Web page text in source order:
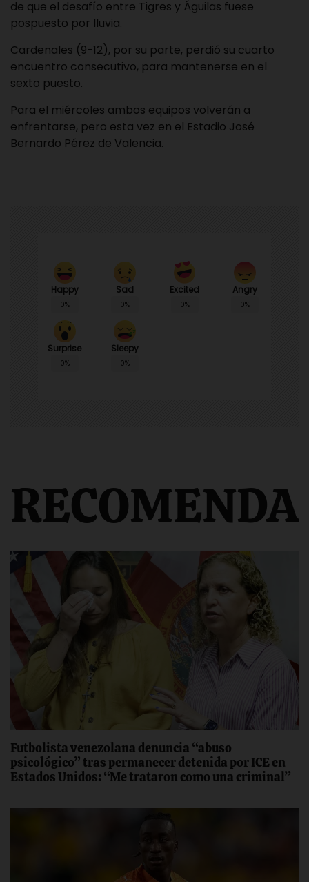
de que el desafío entre Tigres y Águilas fuese
pospuesto por lluvia.
Cardenales (9-12), por su parte, perdió su cuarto
encuentro consecutivo, para mantenerse en el
sexto puesto.
Para el miércoles ambos equipos volverán a
enfrentarse, pero esta vez en el Estadio José
Bernardo Pérez de Valencia.
Happy
0%
Sad
0%
Excited
0%
Angry
0%
Surprise
0%
Sleepy
0%
Futbolista venezolana denuncia “abuso
psicológico” tras permanecer detenida por ICE en
Estados Unidos: “Me trataron como una criminal”